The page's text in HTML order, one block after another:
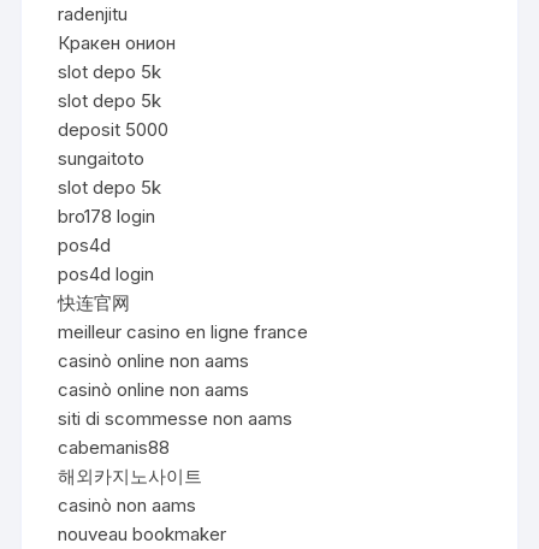
radenjitu
Кракен онион
slot depo 5k
slot depo 5k
deposit 5000
sungaitoto
slot depo 5k
bro178 login
pos4d
pos4d login
快连官网
meilleur casino en ligne france
casinò online non aams
casinò online non aams
siti di scommesse non aams
cabemanis88
해외카지노사이트
casinò non aams
nouveau bookmaker